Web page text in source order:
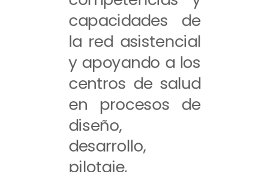
capacidades de
la red asistencial
y apoyando a los
centros de salud
en procesos de
diseño,
desarrollo,
pilotaje,